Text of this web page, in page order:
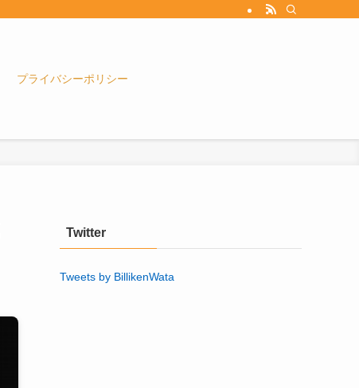
プライバシーポリシー
Twitter
Tweets by BillikenWata